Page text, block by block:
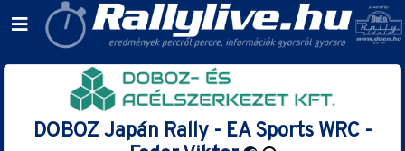
DOBOZ Japán Rally - EA Sports WRC -